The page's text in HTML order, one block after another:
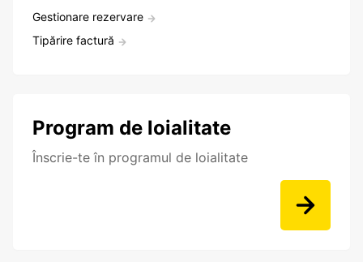
Gestionare rezervare
Tipărire factură
Program de loialitate
Înscrie-te în programul de loialitate